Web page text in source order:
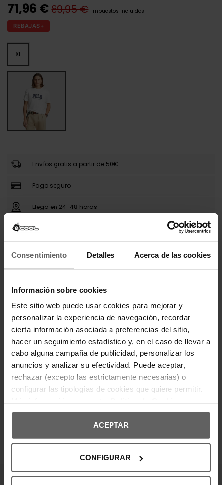
Consentimiento Detalles Acerca de las cookies
Información sobre cookies
Este sitio web puede usar cookies para mejorar y
personalizar la experiencia de navegación, recordar
cierta información asociada a preferencias del sitio,
hacer un seguimiento estadístico y, en el caso de llevar a
cabo alguna campaña de publicidad, personalizar los
anuncios y analizar su efectividad. Puede aceptar,
rechazar (excepto las estrictamente necesarias) o
configurar las tipologías de cookies que quiere permitir.
ACEPTAR
CONFIGURAR
71,96 €89,95 € Impuestos incluidos
REBAJAS+
XL
Envíos gratis a partir de 50€
Pago seguro
Llega en 24-48 horas
DESCRIPCIÓN
La camiseta Ralph Lauren para hombre es una
aporta un estilo atemporal ideal para el día a día.
convierte en una opción versátil y cómoda. Perfecta
para combinar con pantalones chinos o jeans en
looks relajados.
DETALLES DEL PRODUCTO
DEVOLUCIONES Y CAMBIOS
OPINIONES DE CLIENTES